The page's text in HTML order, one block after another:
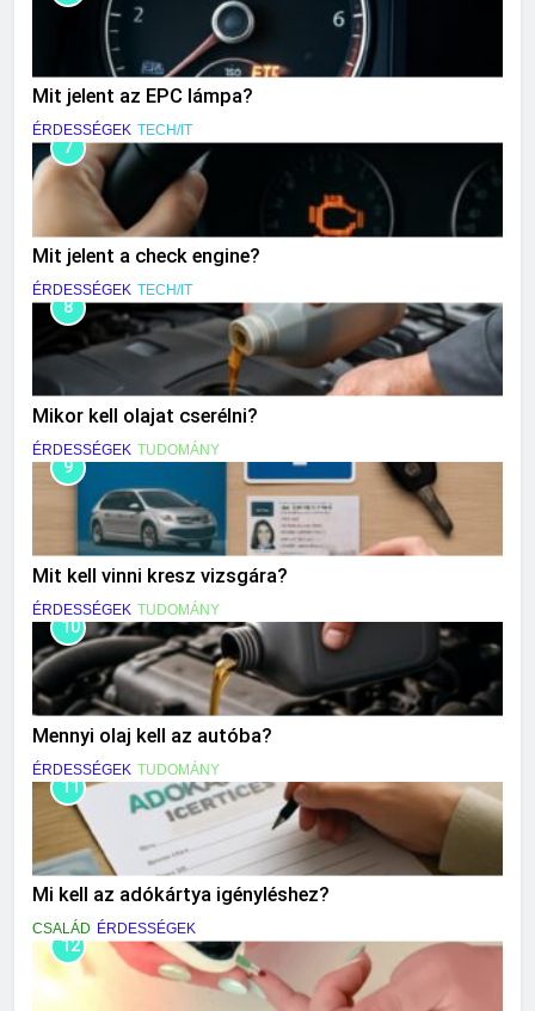
Mit jelent az EPC lámpa?
ÉRDESSÉGEK TECH/IT
7
Mit jelent a check engine?
ÉRDESSÉGEK TECH/IT
8
Mikor kell olajat cserélni?
ÉRDESSÉGEK TUDOMÁNY
9
Mit kell vinni kresz vizsgára?
ÉRDESSÉGEK TUDOMÁNY
10
Mennyi olaj kell az autóba?
ÉRDESSÉGEK TUDOMÁNY
11
Mi kell az adókártya igényléshez?
CSALÁD ÉRDESSÉGEK
12